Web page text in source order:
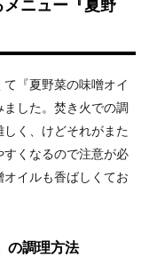
ニュー『夏野
『夏野菜の味噌オイ
した。焚き火での調
く、けどそれがまた
くなるので注意が必
イルも香ばしくてお
の調理方法